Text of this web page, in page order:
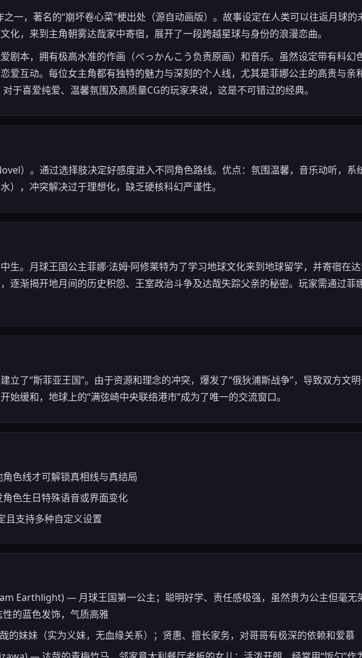
一，著名的“崩坏卷心菜”梗出处（源自动画版）。故事设定在人类可以往返月球的
化，来到主角朝雾达哉家中寄宿，展开了一段跨越星球与身份的浪漫恋曲。
剧本，拥有极高水准的作画（べっかんこう负责原画）和音乐。虽然设定带有科幻
爱互动。每位女主角都有独特的魅力与深刻的个人线，尤其是菲娜公主的高贵与亲
于喜爱纯爱、温馨氛围及高质量CG的玩家来说，这是不可错过的经典。
）。通过选择肢决定好感度进入不同角色路线。优点：氛围温馨，音乐动听，系
），冲突解决过于理想化，缺乏硬核科幻严谨性。
生。月球王国公主菲娜·法姆·阿修莱特为了学习地球文化来到地球留学，并寄宿在
逐渐揭开地月间的历史积怨、王室政治斗争及达哉失踪父亲的秘密。玩家需通过菲
立了“斯菲亚王国”。由于资源和理念的冲突，爆发了“俄狄浦斯战争”，导致双方文
始缓和，地球上的“满弦崎中央联络港市”成为了唯一的交流窗口。
色线才可解锁真相线与真结局
色生日特殊语音或界面变化
且支持多种自定义设置
Earthlight) — 月球王国第一公主；聪明好学、责任感极强，虽然贵为公主但毫无
的蓝色发饰，气质高雅
妹妹（实为义妹，无血缘关系）；贤惠、擅长家务，对哥哥有极深的依赖和爱慕